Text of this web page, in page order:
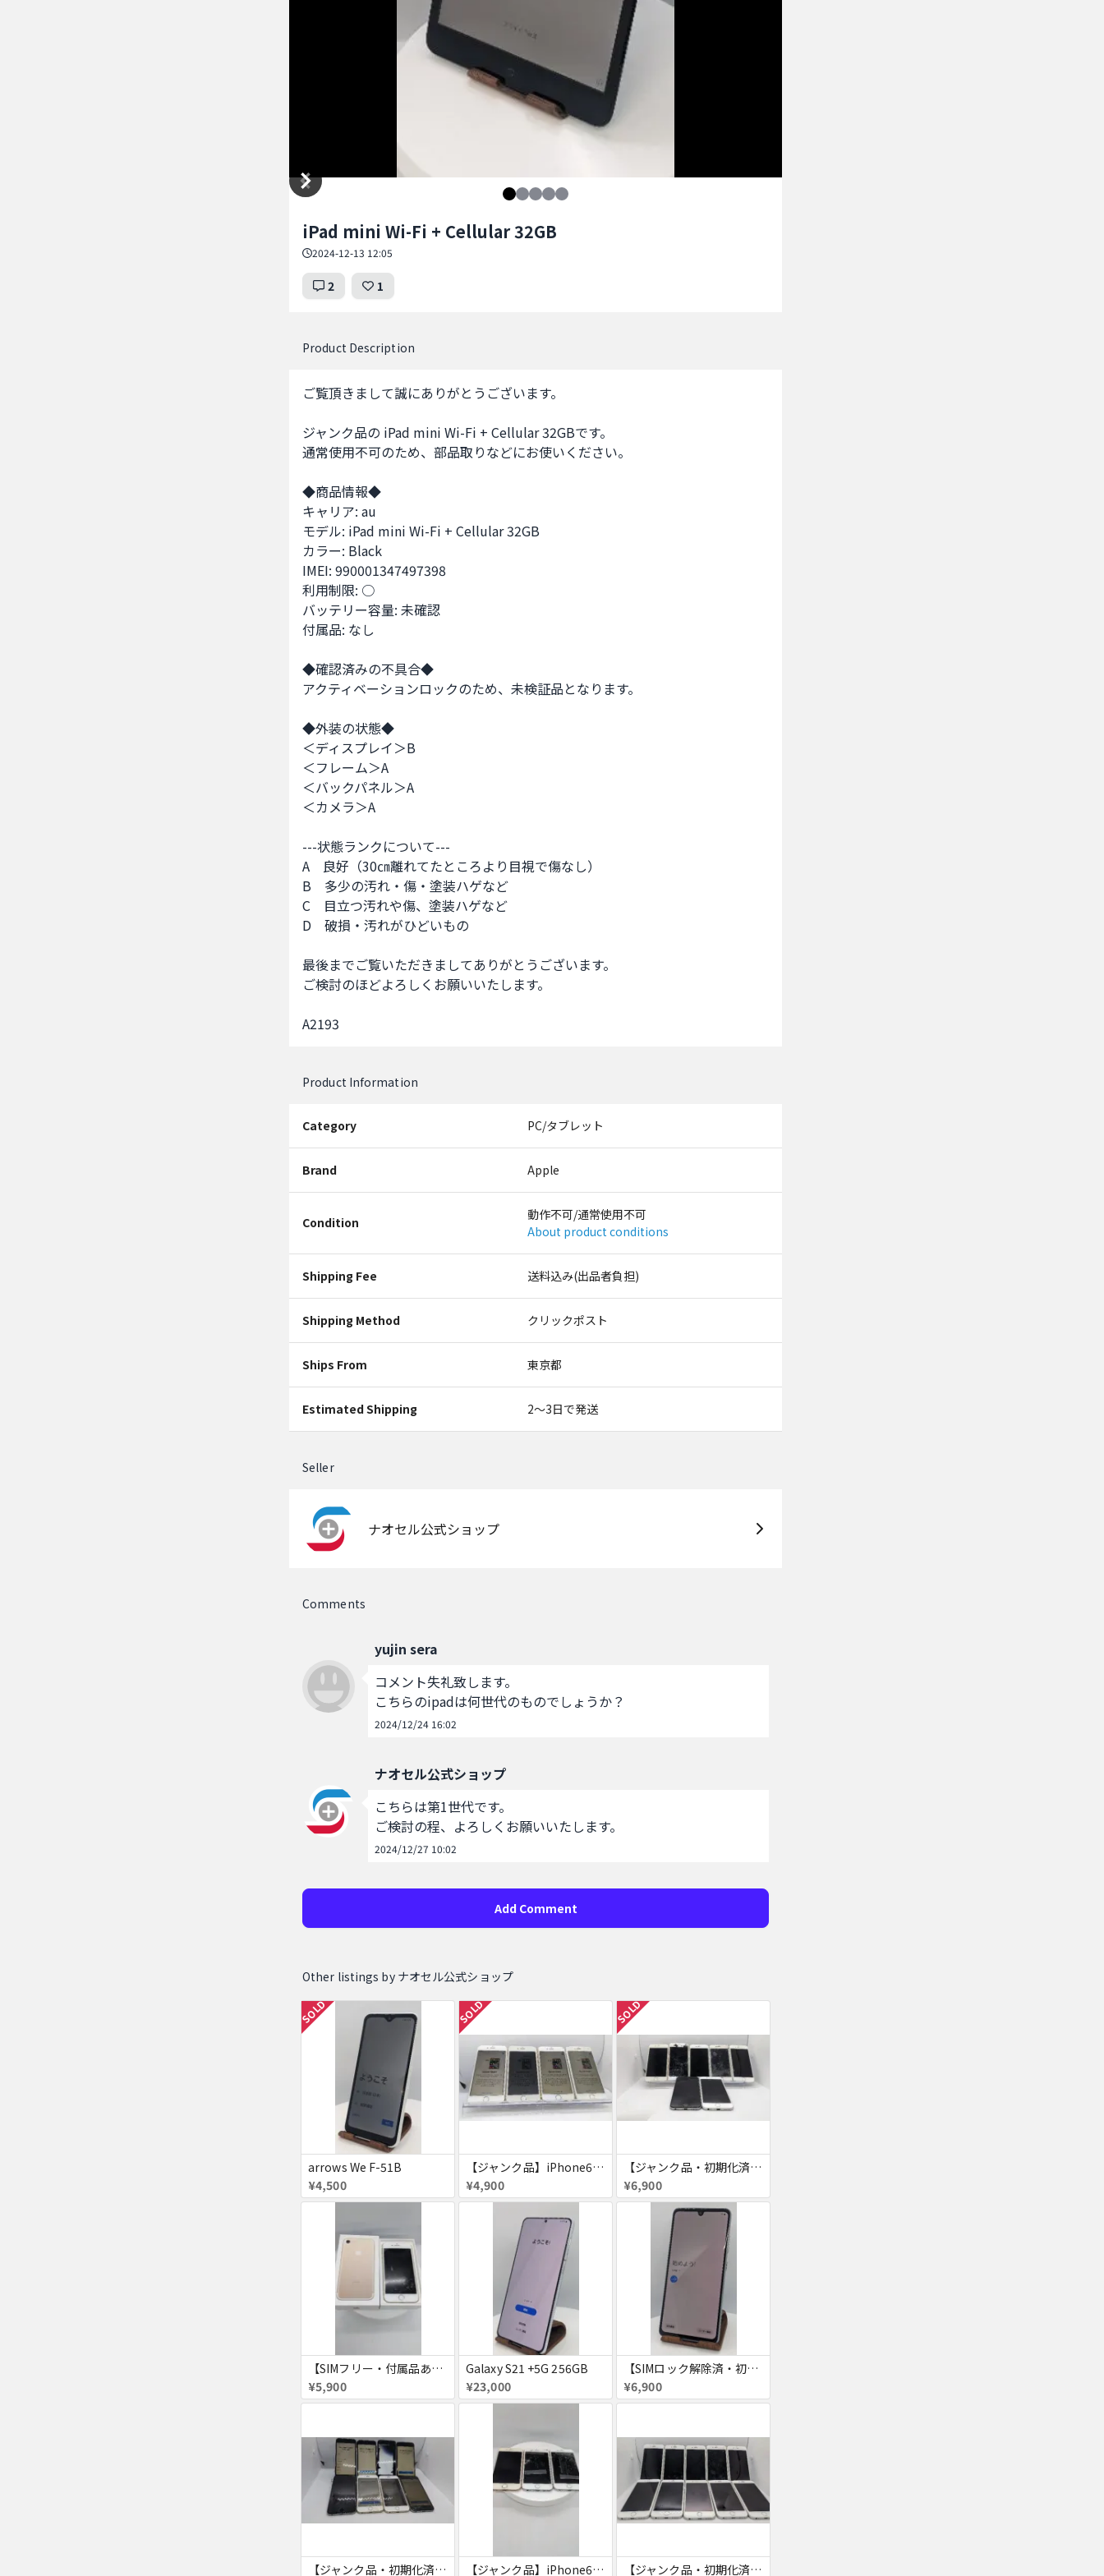
iPad mini Wi-Fi + Cellular 32GB
2024-12-13 12:05
2 1
Product Description
ご覧頂きまして誠にありがとうございます。
ジャンク品の iPad mini Wi-Fi + Cellular 32GBです。
通常使用不可のため、部品取りなどにお使いください。
◆商品情報◆
キャリア: au
モデル: iPad mini Wi-Fi + Cellular 32GB
カラー: Black
IMEI: 990001347497398
利用制限: ○
バッテリー容量: 未確認
付属品: なし
◆確認済みの不具合◆
アクティベーションロックのため、未検証品となります。
◆外装の状態◆
＜ディスプレイ＞B
＜フレーム＞A
＜バックパネル＞A
＜カメラ＞A
---状態ランクについて---
A　良好（30㎝離れてたところより目視で傷なし）
B　多少の汚れ・傷・塗装ハゲなど
C　目立つ汚れや傷、塗装ハゲなど
D　破損・汚れがひどいもの
最後までご覧いただきましてありがとうございます。
ご検討のほどよろしくお願いいたします。
A2193
Product Information
Category PC/タブレット
Brand Apple
Condition
動作不可/通常使用不可
About product conditions
Shipping Fee 送料込み(出品者負担)
Shipping Method クリックポスト
Ships From 東京都
Estimated Shipping 2〜3日で発送
Seller
ナオセル公式ショップ
Comments
yujin sera
コメント失礼致します。
こちらのipadは何世代のものでしょうか？
2024/12/24 16:02
ナオセル公式ショップ
こちらは第1世代です。
ご検討の程、よろしくお願いいたします。
2024/12/27 10:02
Add Comment
Other listings by ナオセル公式ショップ
SOLD
arrows We F-51B
¥4,500
SOLD
【ジャンク品】iPhone6s ４台セット
¥4,900
SOLD
【ジャンク品・初期化済・SIMロック解除済】iPhone6 7台セット
¥6,900
【SIMフリー・付属品あり】iPhone 7 128GB
¥5,900
Galaxy S21 +5G 256GB
¥23,000
【SIMロック解除済・初期化済】Galaxy A41 SCV48
¥6,900
【ジャンク品・初期化済】iPhone6 8台セット 【ジャンク品】iPhone6s ３台セット 【ジャンク品・初期化済】iPhone6 10台セット